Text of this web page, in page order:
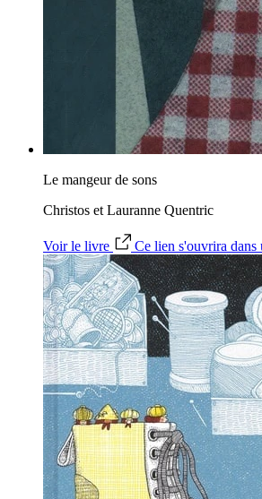
Le mangeur de sons
Christos et Lauranne Quentric
Voir le livre Ce lien s'ouvrira dans